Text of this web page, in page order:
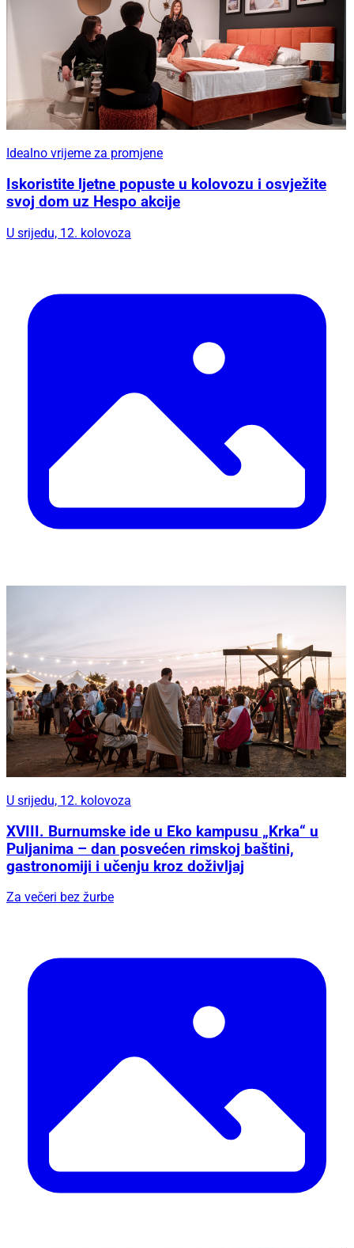
Idealno vrijeme za promjene
Iskoristite ljetne popuste u kolovozu i osvježite
svoj dom uz Hespo akcije
U srijedu, 12. kolovoza
U srijedu, 12. kolovoza
XVIII. Burnumske ide u Eko kampusu „Krka“ u
Puljanima – dan posvećen rimskoj baštini,
gastronomiji i učenju kroz doživljaj
Za večeri bez žurbe